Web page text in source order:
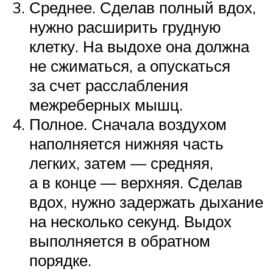
Среднее. Сделав полный вдох,
нужно расширить грудную
клетку. На выдохе она должна
не сжиматься, а опускаться
за счет расслабления
межреберных мышц.
Полное. Сначала воздухом
наполняется нижняя часть
легких, затем — средняя,
а в конце — верхняя. Сделав
вдох, нужно задержать дыхание
на несколько секунд. Выдох
выполняется в обратном
порядке.